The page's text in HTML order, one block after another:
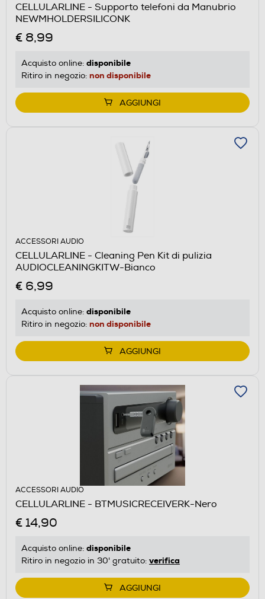
CELLULARLINE - Supporto telefoni da Manubrio
NEWMHOLDERSILICONK
€ 8,99
Acquisto online: disponibile
Ritiro in negozio: non disponibile
AGGIUNGI
ACCESSORI AUDIO
CELLULARLINE - Cleaning Pen Kit di pulizia
AUDIOCLEANINGKITW-Bianco
€ 6,99
Acquisto online: disponibile
Ritiro in negozio: non disponibile
AGGIUNGI
ACCESSORI AUDIO
CELLULARLINE - BTMUSICRECEIVERK-Nero
€ 14,90
Acquisto online: disponibile
Ritiro in negozio in 30' gratuito: verifica
AGGIUNGI